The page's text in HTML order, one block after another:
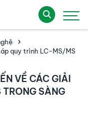
quy trình LC-MS/MS
VỀ CÁC GIẢI
SÀNG